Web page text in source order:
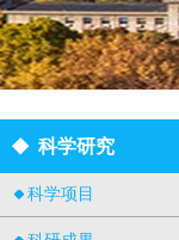
科学研究
科学项目